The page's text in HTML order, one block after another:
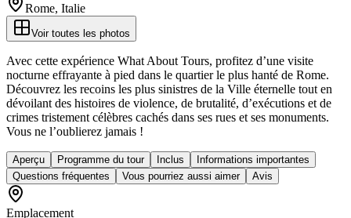
Rome, Italie
Voir toutes les photos
Avec cette expérience What About Tours, profitez d’une visite
nocturne effrayante à pied dans le quartier le plus hanté de Rome.
Découvrez les recoins les plus sinistres de la Ville éternelle tout en
dévoilant des histoires de violence, de brutalité, d’exécutions et de
crimes tristement célèbres cachés dans ses rues et ses monuments.
Vous ne l’oublierez jamais !
Aperçu Programme du tour Inclus
Informations importantes
Questions fréquentes
Vous pourriez aussi aimer Avis
Emplacement